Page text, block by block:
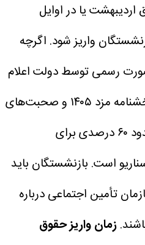
یا در اوایل
اگرچه
رسمی توسط دولت اعلام
نشده است، اما بر اساس بخشنامه مزد ۱۴۰۵ و صحبت‌های
مقامات مربوطه، افزایش حدود ۶۰ درصدی برای
است. بازنشستگان باید
تأمین اجتماعی درباره
زمان واریز حقوق